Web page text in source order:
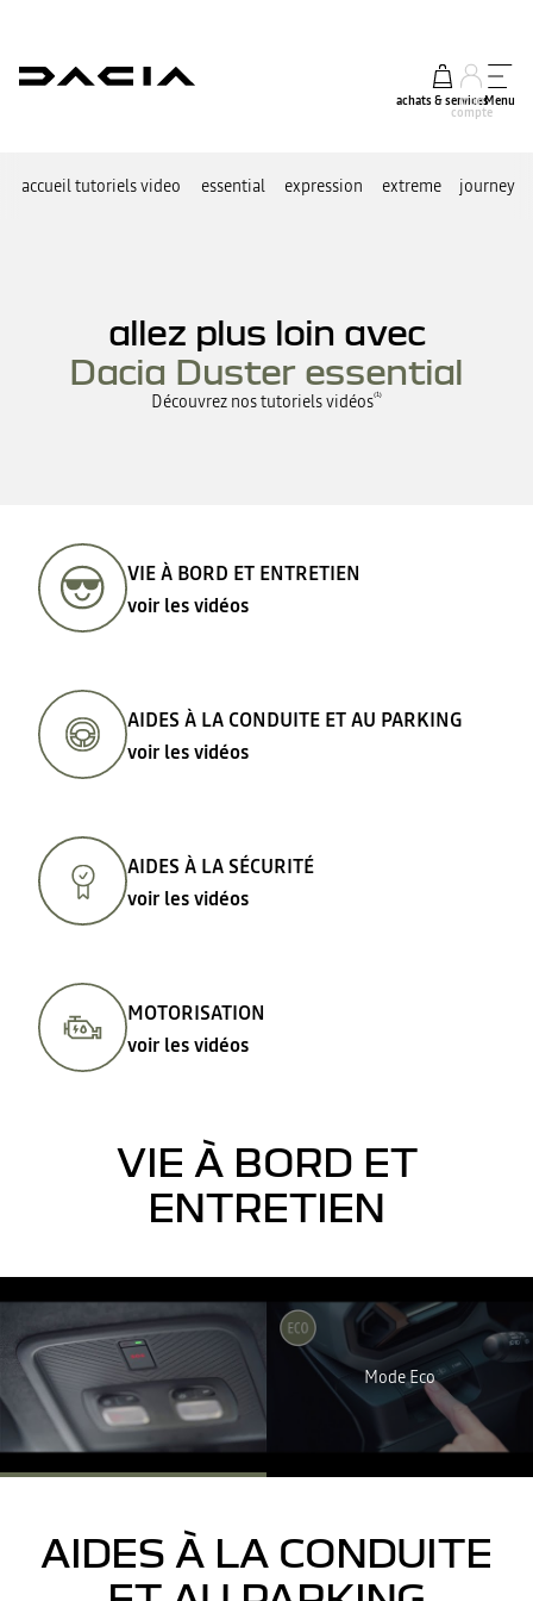
achats & services
mon
compte
Menu
accueil tutoriels video essential expression extreme journey
allez plus loin avec
Dacia Duster essential
Découvrez nos tutoriels vidéos⁽¹⁾
VIE À BORD ET ENTRETIEN
voir les vidéos
AIDES À LA CONDUITE ET AU PARKING
voir les vidéos
AIDES À LA SÉCURITÉ
voir les vidéos
MOTORISATION
voir les vidéos
VIE À BORD ET
ENTRETIEN
YouTube utilise des traceurs lors de la visualisation de vidéos
hébergées sur son site, afin de personnaliser les annonces. Pour
regarder cette vidéo, vous devez autoriser les cookies sociaux sur
notre site. Vous pouvez revenir sur votre choix à tout moment. Plus
d'informations sur la Politique de cookie YouTube :
https://www.google.fr/intl/fr/policies/privacy
JE REFUSE
Mode Eco
AIDES À LA CONDUITE